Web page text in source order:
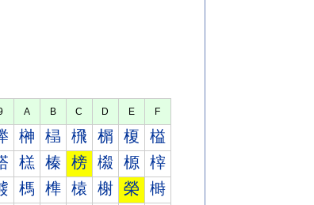
A B C D E F
榊 榋 榌 榍 榎 榏
榚 榛 榜 榝 榞 榟
榪 榫 榬 榭 榮 榯